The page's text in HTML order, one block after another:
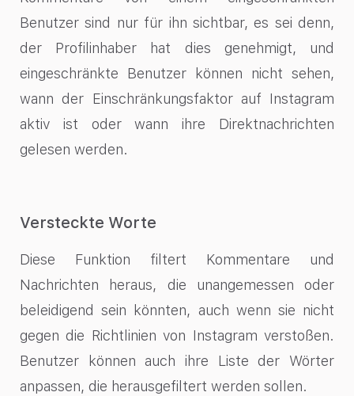
Benutzer sind nur für ihn sichtbar, es sei denn,
der Profilinhaber hat dies genehmigt, und
eingeschränkte Benutzer können nicht sehen,
wann der Einschränkungsfaktor auf Instagram
aktiv ist oder wann ihre Direktnachrichten
gelesen werden.
Versteckte Worte
Diese Funktion filtert Kommentare und
Nachrichten heraus, die unangemessen oder
beleidigend sein könnten, auch wenn sie nicht
gegen die Richtlinien von Instagram verstoßen.
Benutzer können auch ihre Liste der Wörter
anpassen, die herausgefiltert werden sollen.